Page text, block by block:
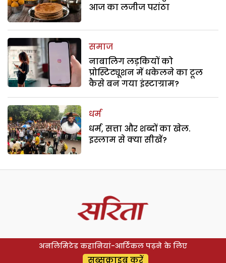
आज का लजीज परांठा
समाज
नाबालिग लड़कियों को
प्रोस्टिट्यूशन में धकेलने का टूल
कैसे बन गया इंस्टाग्राम?
धर्म
धर्म, सत्ता और शब्दों का खेल.
इस्लाम से क्या सीखें?
अनलिमिटेड कहानियां-आर्टिकल पढ़ने के लिए
सब्सक्राइब करें